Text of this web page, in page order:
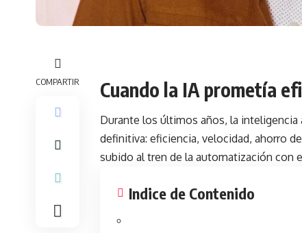
COMPARTIR Cuando la IA prometía
Durante los últimos años, la
definitiva: eficiencia, velocidad, ahorro
subido al tren de la automatización con
Indice de Contenido